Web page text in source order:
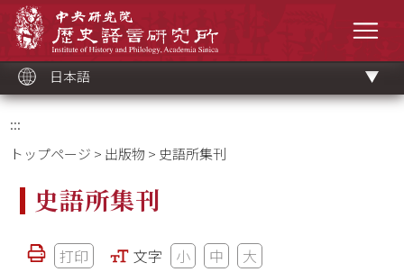
ッ
ク
日本語
:::
トップページ > 出版物 > 史語所集刊
史語所集刊
打印 文字 小 中 大